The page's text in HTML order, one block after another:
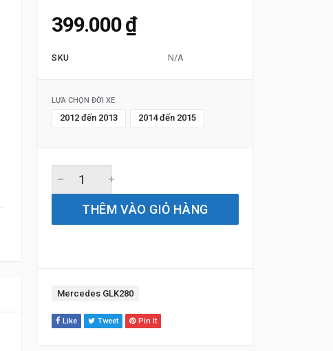
399.000₫
SKU N/A
LỰA CHỌN ĐỜI XE
2012 đến 2013 2014 đến 2015
THÊM VÀO GIỎ HÀNG
Tag:
Mercedes GLK280
Like Tweet Pin It